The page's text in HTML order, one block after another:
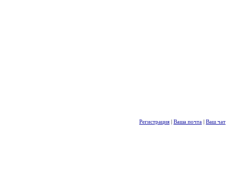
Регистрация | Ваша почта | Ваш чат